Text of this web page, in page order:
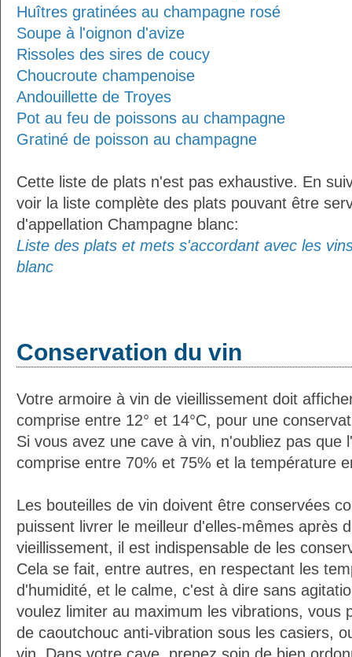
Huîtres gratinées au champagne rosé
Soupe à l'oignon d'avize
Rissoles des sires de coucy
Choucroute champenoise
Andouillette de Troyes
Pot au feu de poissons au champagne
Gratiné de poisson au champagne
Cette liste de plats n'est pas exhaustive. En
voir la liste complète des plats pouvant être
d'appellation Champagne blanc:
Liste des plats et mets s'accordant avec les
blanc
Conservation du vin
Votre armoire à vin de vieillissement doit
comprise entre 12° et 14°C, pour une
Si vous avez une cave à vin, n'oubliez pas que
comprise entre 70% et 75% et la température
Les bouteilles de vin doivent être conservées
puissent livrer le meilleur d'elles-mêmes après
vieillissement, il est indispensable de les
Cela se fait, entre autres, en respectant les
d'humidité, et le calme, c'est à dire sans
voulez limiter au maximum les vibrations, vous
de caoutchouc anti-vibration sous les casiers,